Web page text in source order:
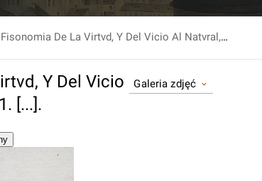
Fisonomia De La Virtvd, Y Del Vicio Al Natvral, Sin Colores, Ni Artificios. P. 1. [...].
Y Del Vicio
[...].
Galeria zdjęć